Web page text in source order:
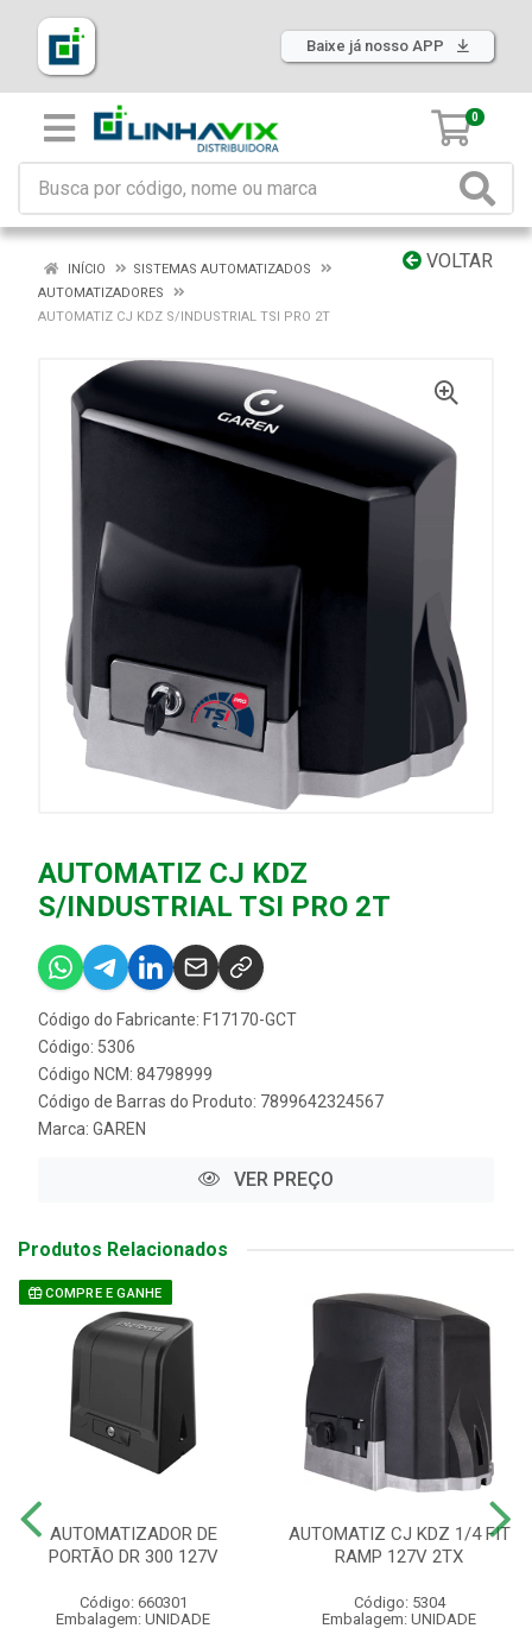
Baixe já nosso APP
0
VOLTAR
INÍCIO
SISTEMAS AUTOMATIZADOS
AUTOMATIZADORES
AUTOMATIZ CJ KDZ S/INDUSTRIAL TSI PRO 2T
AUTOMATIZ CJ KDZ
S/INDUSTRIAL TSI PRO 2T
Código do Fabricante: F17170-GCT
Código: 5306
Código NCM: 84798999
Código de Barras do Produto: 7899642324567
Marca: GAREN
VER PREÇO
Produtos Relacionados
COMPRE E GANHE
AUTOMATIZADOR DE
PORTÃO DR 300 127V
Código: 660301
Embalagem: UNIDADE
AUTOMATIZ CJ KDZ 1/4 FIT
RAMP 127V 2TX
Código: 5304
Embalagem: UNIDADE